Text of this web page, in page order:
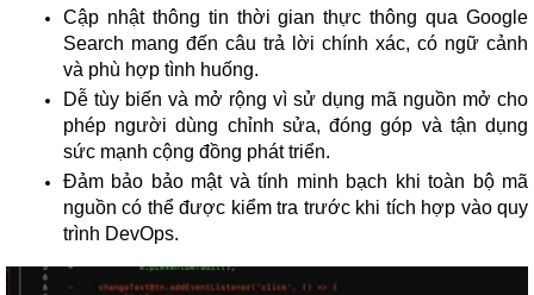
Cập nhật thông tin thời gian thực thông qua Google
Search mang đến câu trả lời chính xác, có ngữ cảnh
và phù hợp tình huống.
Dễ tùy biến và mở rộng vì sử dụng mã nguồn mở cho
phép người dùng chỉnh sửa, đóng góp và tận dụng
sức mạnh cộng đồng phát triển.
Đảm bảo bảo mật và tính minh bạch khi toàn bộ mã
nguồn có thể được kiểm tra trước khi tích hợp vào quy
trình DevOps.